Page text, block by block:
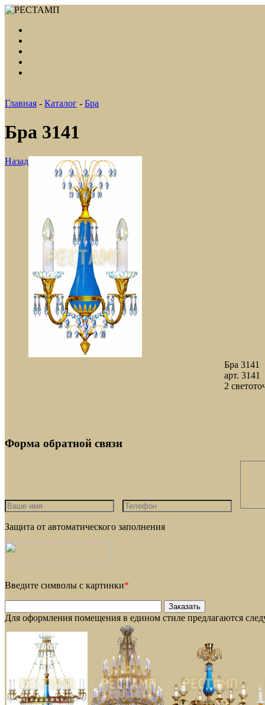
Главная - Каталог - Бра
Бра 3141
Назад
Бра 3141
арт. 3141
2
Форма обратной связи
Защита от автоматического заполнения
Введите символы с картинки*
Для оформления помещения в едином стиле предлагаются